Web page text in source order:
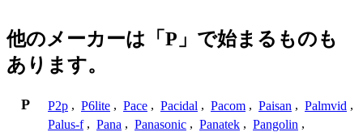
他のメーカーは「P」で始まるものも
あります。
P P2p , P6lite , Pace , Pacidal , Pacom , Paisan , Palmvid ,
Palus-f , Pana , Panasonic , Panatek , Pangolin ,